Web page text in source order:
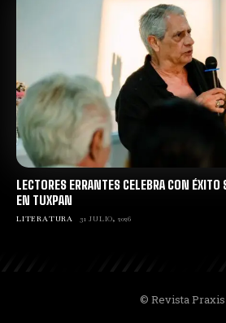
LECTORES ERRANTES CELEBRA CON
EN TUXPAN
LITERATURA 31 JULIO, 2026
© Revista Praxis